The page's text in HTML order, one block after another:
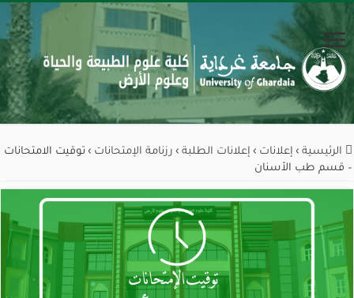
الرئيسية › إعلانات › إعلانات الطلبة › رزنامة الإمتحانات › توقيت الامتحانات
– قسم طب الأسنان